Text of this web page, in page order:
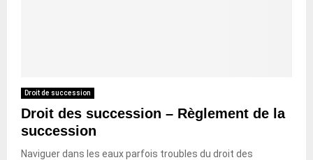
Droit de succession
Droit des succession – Règlement de la
succession
Naviguer dans les eaux parfois troubles du droit des